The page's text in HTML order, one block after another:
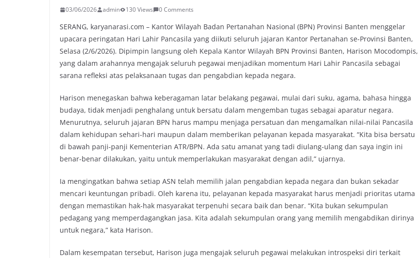
03/06/2026 admin 130 Views 0 Comments
SERANG, karyanarasi.com – Kantor Wilayah Badan Pertanahan Nasional (BPN) Provinsi Banten menggelar
upacara peringatan Hari Lahir Pancasila yang diikuti seluruh jajaran Kantor Pertanahan se-Provinsi Banten,
Selasa (2/6/2026). Dipimpin langsung oleh Kepala Kantor Wilayah BPN Provinsi Banten, Harison Mocodompis,
yang dalam arahannya mengajak seluruh pegawai menjadikan momentum Hari Lahir Pancasila sebagai
sarana refleksi atas pelaksanaan tugas dan pengabdian kepada negara.
Harison menegaskan bahwa keberagaman latar belakang pegawai, mulai dari suku, agama, bahasa hingga
budaya, tidak menjadi penghalang untuk bersatu dalam mengemban tugas sebagai aparatur negara.
Menurutnya, seluruh jajaran BPN harus mampu menjaga persatuan dan mengamalkan nilai-nilai Pancasila
dalam kehidupan sehari-hari maupun dalam memberikan pelayanan kepada masyarakat. “Kita bisa bersatu
di bawah panji-panji Kementerian ATR/BPN. Ada satu amanat yang tadi diulang-ulang dan saya ingin ini
benar-benar dilakukan, yaitu untuk memperlakukan masyarakat dengan adil,” ujarnya.
Ia mengingatkan bahwa setiap ASN telah memilih jalan pengabdian kepada negara dan bukan sekadar
mencari keuntungan pribadi. Oleh karena itu, pelayanan kepada masyarakat harus menjadi prioritas utama
dengan memastikan hak-hak masyarakat terpenuhi secara baik dan benar. “Kita bukan sekumpulan
pedagang yang memperdagangkan jasa. Kita adalah sekumpulan orang yang memilih mengabdikan dirinya
untuk negara,” kata Harison.
Dalam kesempatan tersebut, Harison juga mengajak seluruh pegawai melakukan introspeksi diri terkait